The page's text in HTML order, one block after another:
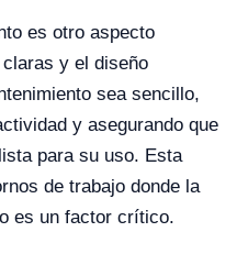
es otro aspecto
y el diseño
sea sencillo,
y asegurando que
para su uso. Esta
de trabajo donde la
es un factor crítico.